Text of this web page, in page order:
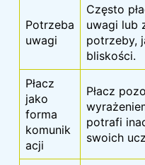
Potrzeba
uwagi
Często
uwagi lub
potrzeby,
bliskości.
Płacz
jako
forma
komunik
acji
Płacz
potrafi
swoich